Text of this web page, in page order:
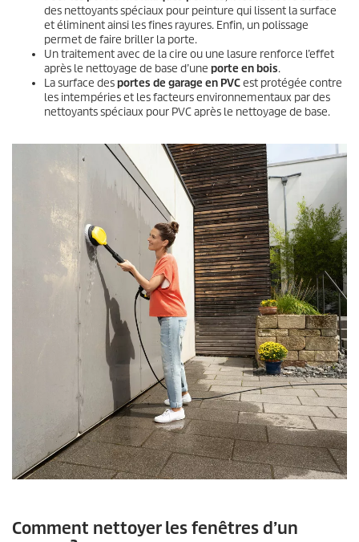
des nettoyants spéciaux pour peinture qui lissent la surface
et éliminent ainsi les fines rayures. Enfin, un polissage
permet de faire briller la porte.
Un traitement avec de la cire ou une lasure renforce l’effet
après le nettoyage de base d’une porte en bois.
La surface desportes de garage en PVCest protégée contre
les intempéries et les facteurs environnementaux par des
nettoyants spéciaux pour PVC après le nettoyage de base.
Comment nettoyer les fenêtres d’un